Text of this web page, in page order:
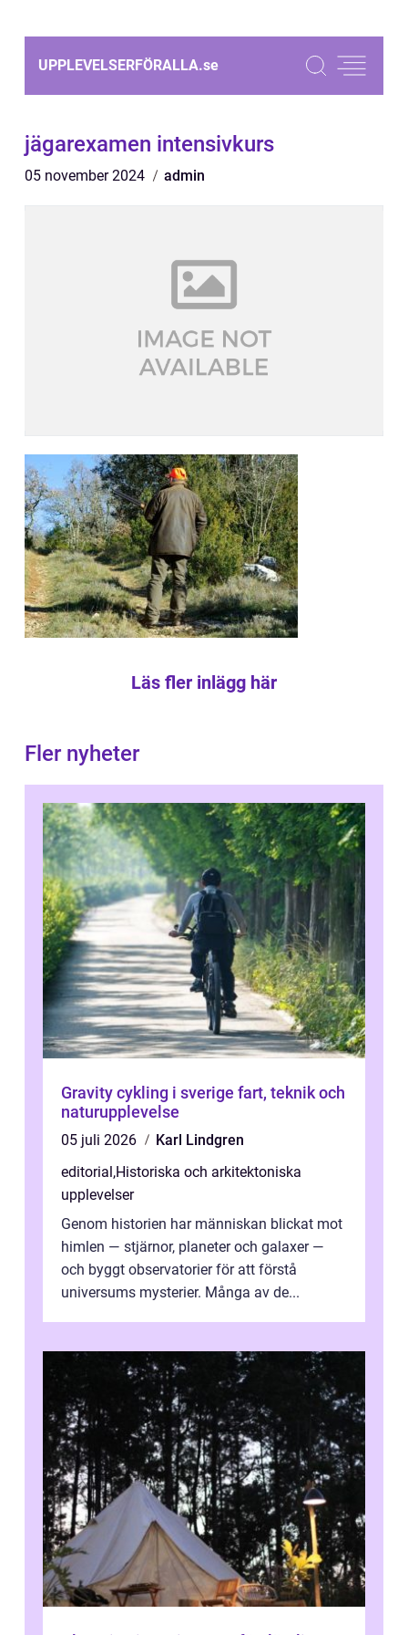
UPPLEVELSERFÖRALLA.se
jägarexamen intensivkurs
05 november 2024 admin
Läs fler inlägg här
Fler nyheter
Gravity cykling i sverige fart, teknik och
naturupplevelse
05 juli 2026
Karl Lindgren
editorial,Historiska och arkitektoniska
upplevelser
Genom historien har människan blickat mot
himlen — stjärnor, planeter och galaxer —
och byggt observatorier för att förstå
universums mysterier. Många av de...